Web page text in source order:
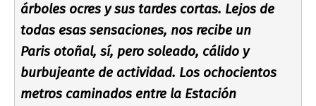
árboles ocres y sus tardes cortas. Lejos de
todas esas sensaciones, nos recibe un
Paris otoñal, sí­, pero soleado, cálido y
burbujeante de actividad. Los ochocientos
metros caminados entre la Estación